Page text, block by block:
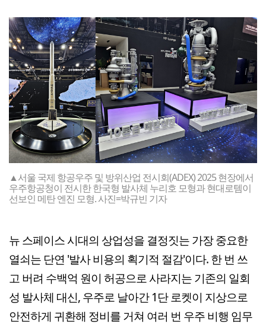
▲서울 국제 항공우주 및 방위산업 전시회(ADEX) 2025 현장에서
우주항공청이 전시한 한국형 발사체 누리호 모형과 현대로템이
선보인 메탄 엔진 모형. 사진=박규빈 기자
뉴 스페이스 시대의 상업성을 결정짓는 가장 중요한
열쇠는 단연 '발사 비용의 획기적 절감'이다. 한 번 쓰
고 버려 수백억 원이 허공으로 사라지는 기존의 일회
성 발사체 대신, 우주로 날아간 1단 로켓이 지상으로
안전하게 귀환해 정비를 거쳐 여러 번 우주 비행 임무